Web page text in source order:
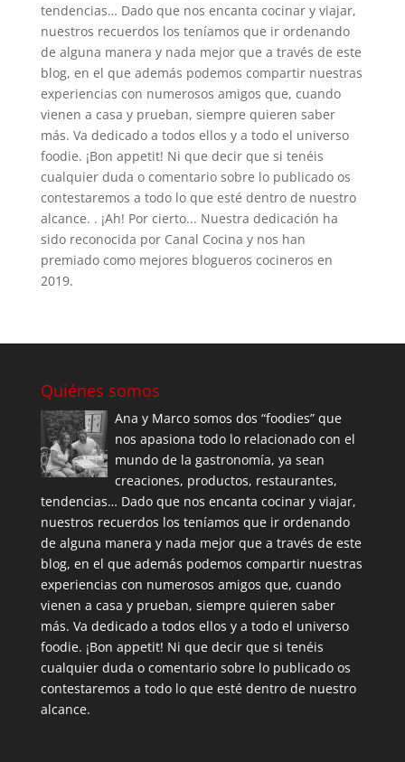
tendencias… Dado que nos encanta cocinar y viajar,
nuestros recuerdos los teníamos que ir ordenando
de alguna manera y nada mejor que a través de este
blog, en el que además podemos compartir nuestras
experiencias con numerosos amigos que, cuando
vienen a casa y prueban, siempre quieren saber
más. Va dedicado a todos ellos y a todo el universo
foodie. ¡Bon appetit! Ni que decir que si tenéis
cualquier duda o comentario sobre lo publicado os
contestaremos a todo lo que esté dentro de nuestro
alcance. . ¡Ah! Por cierto... Nuestra dedicación ha
sido reconocida por Canal Cocina y nos han
premiado como mejores blogueros cocineros en
2019.
Quiénes somos
Ana y Marco somos dos “foodies” que
nos apasiona todo lo relacionado con el
mundo de la gastronomía, ya sean
creaciones, productos, restaurantes,
tendencias… Dado que nos encanta cocinar y viajar,
nuestros recuerdos los teníamos que ir ordenando
de alguna manera y nada mejor que a través de este
blog, en el que además podemos compartir nuestras
experiencias con numerosos amigos que, cuando
vienen a casa y prueban, siempre quieren saber
más. Va dedicado a todos ellos y a todo el universo
foodie. ¡Bon appetit! Ni que decir que si tenéis
cualquier duda o comentario sobre lo publicado os
contestaremos a todo lo que esté dentro de nuestro
alcance.